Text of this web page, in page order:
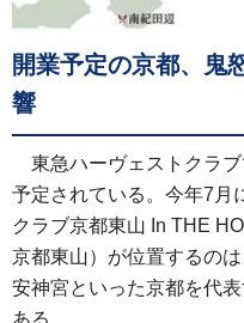
開業予定の京都、鬼
響
東急ハーヴェストクラ
予定されている。今年7月
クラブ京都東山 In THE
京都東山）が位置するの
安神宮といった京都を代